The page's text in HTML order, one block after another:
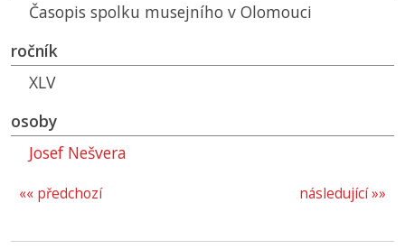
Časopis spolku musejního v Olomouci
ročník
XLV
osoby
Josef Nešvera
následující »»
«« předchozí